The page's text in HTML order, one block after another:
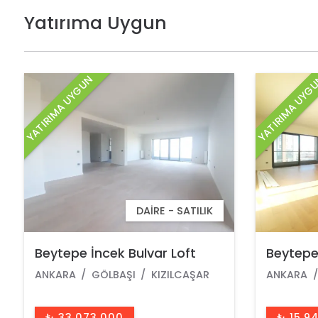
Yatırıma Uygun
YATIRIMA UYGUN
DAIRE - SATILIK
Beytepe İncek Bulvar Loft
Satılık 3+1 130 M² 2.Kat
ANKARA GÖLBAŞI KIZILCAŞAR
YATIRIMA
Satılık
ANKARA